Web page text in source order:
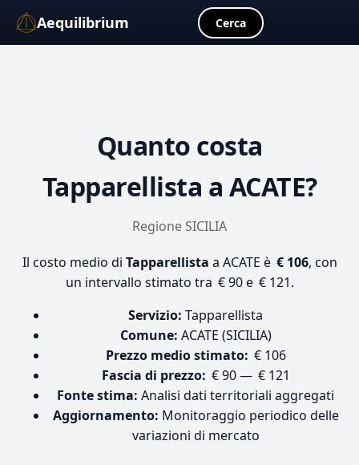
Aequilibrium Cerca
Quanto costa
Tapparellista a ACATE?
Regione SICILIA
Il costo medio di Tapparellista a ACATE è € 106, con
un intervallo stimato tra € 90 e € 121.
Servizio: Tapparellista
Comune: ACATE (SICILIA)
Prezzo medio stimato: € 106
Fascia di prezzo: € 90 — € 121
Fonte stima: Analisi dati territoriali aggregati
Aggiornamento: Monitoraggio periodico delle
variazioni di mercato